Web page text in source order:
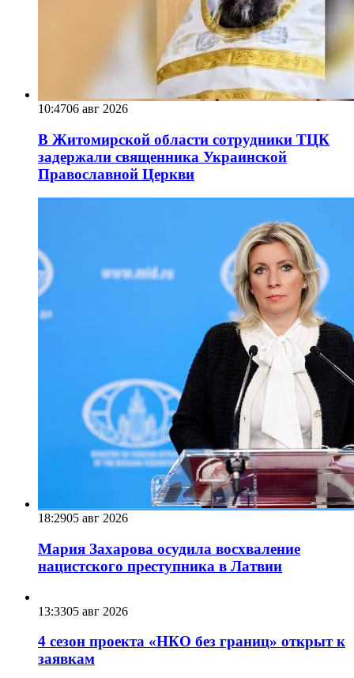
10:4706 авг 2026
В Житомирской области сотрудники ТЦК
задержали священника Украинской
Православной Церкви
18:2905 авг 2026
Мария Захарова осудила восхваление
нацистского преступника в Латвии
13:3305 авг 2026
4 сезон проекта «НКО без границ» открыт к
заявкам